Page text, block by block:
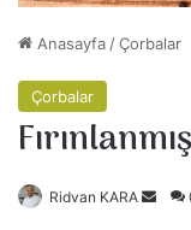
Anasayfa/Çorbalar
Çorbalar
Ridvan KARA
Bir